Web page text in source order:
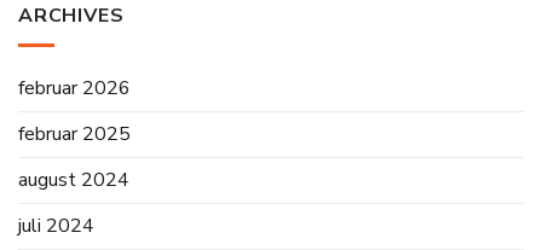
ARCHIVES
februar 2026
februar 2025
august 2024
juli 2024